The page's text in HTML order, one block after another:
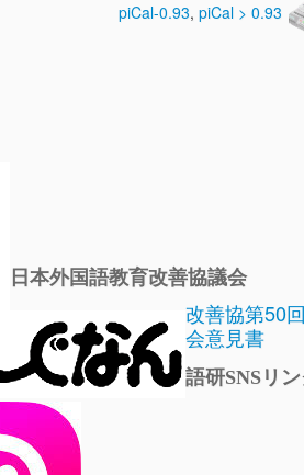
piCal-0.93, piCal > 0.93
日本外国語教育改善協議会
改善協第50
会意見書
語研SNSリ